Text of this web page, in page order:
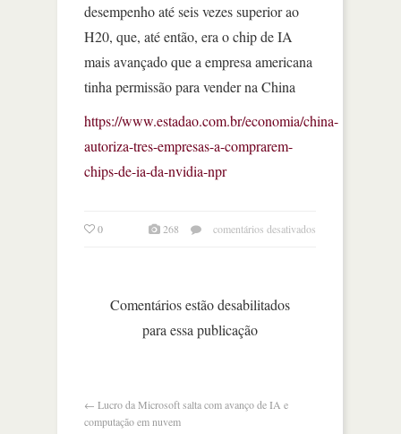
desempenho até seis vezes superior ao
H20, que, até então, era o chip de IA
mais avançado que a empresa americana
tinha permissão para vender na China
https://www.estadao.com.br/economia/china-
autoriza-tres-empresas-a-comprarem-
chips-de-ia-da-nvidia-npr
0 268 comentários desativados
Comentários estão desabilitados
para essa publicação
← Lucro da Microsoft salta com avanço de IA e
computação em nuvem